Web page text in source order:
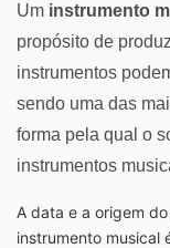
Um instrumento
propósito de
instrumentos
sendo uma das
forma pela qual o
instrumentos
A data e a origem
instrumento musical